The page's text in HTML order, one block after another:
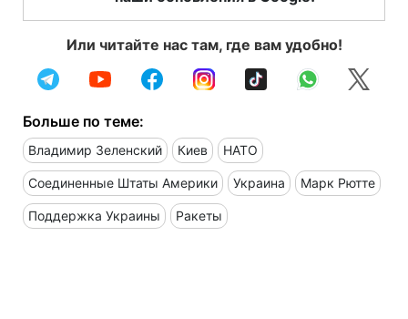
Или читайте нас там, где вам удобно!
Больше по теме:
Владимир Зеленский Киев НАТО
Соединенные Штаты Америки Украина Марк Рютте
Поддержка Украины Ракеты